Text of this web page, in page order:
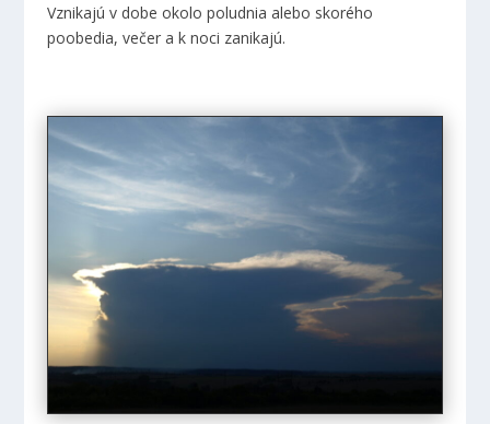
Vznikajú v dobe okolo poludnia alebo skorého
poobedia, večer a k noci zanikajú.